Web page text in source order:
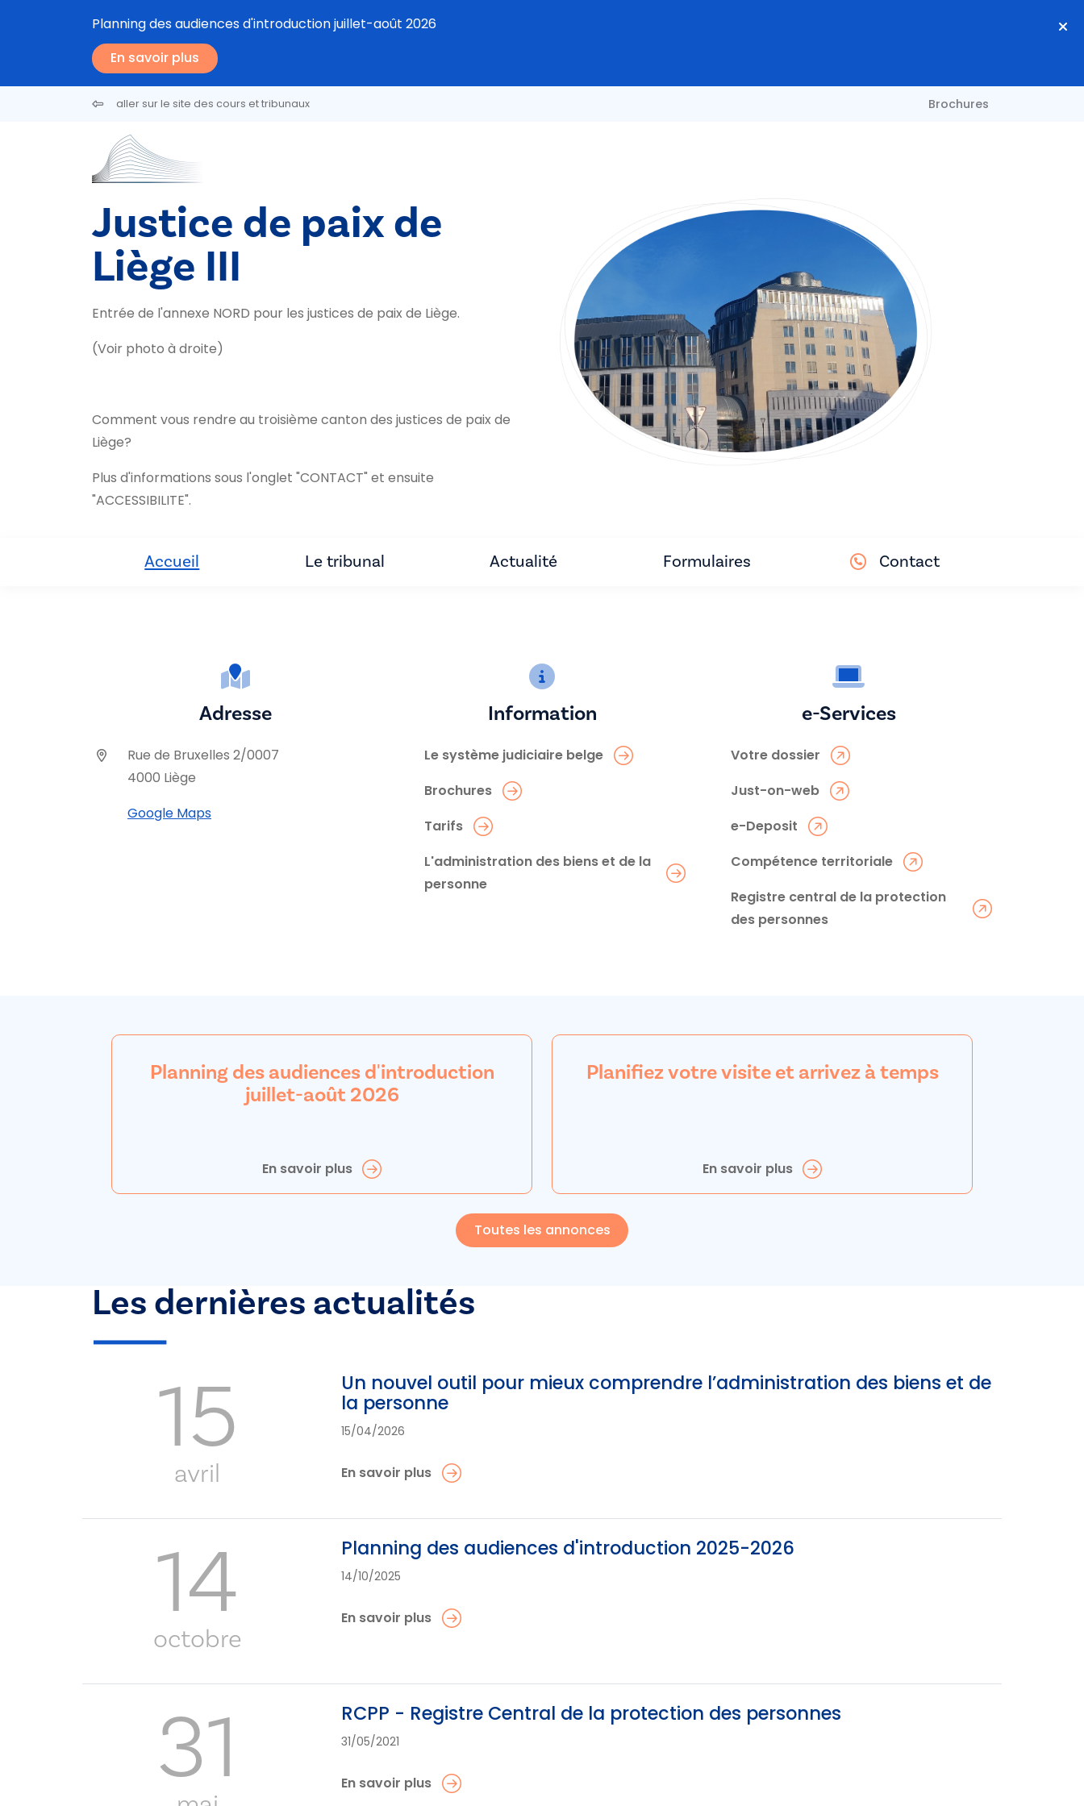
Planning des audiences d'introduction juillet-août 2026
En savoir plus
aller sur le site des cours et tribunaux Brochures
Justice de paix de
Liège III
Entrée de l'annexe NORD pour les justices de paix de Liège.
(Voir photo à droite)
Comment vous rendre au troisième canton des justices de paix de
Liège?
Plus d'informations sous l'onglet "CONTACT" et ensuite
"ACCESSIBILITE".
Accueil Le tribunal Actualité Formulaires Contact
Adresse
Rue de Bruxelles 2/0007
4000 Liège
Google Maps
Information
Le système judiciaire belge
Brochures
Tarifs
L'administration des biens et de la
personne
e-Services
Votre dossier
Just-on-web
e-Deposit
Compétence territoriale
Registre central de la protection
des personnes
Planning des audiences d'introduction
juillet-août 2026
En savoir plus
Planifiez votre visite et arrivez à temps
En savoir plus
Toutes les annonces
Les dernières actualités
15
avril
Un nouvel outil pour mieux comprendre l’administration des biens et de
la personne
15/04/2026
En savoir plus
14
octobre
Planning des audiences d'introduction 2025-2026
14/10/2025
En savoir plus
31 RCPP - Registre Central de la protection des personnes
31/05/2021
En savoir plus